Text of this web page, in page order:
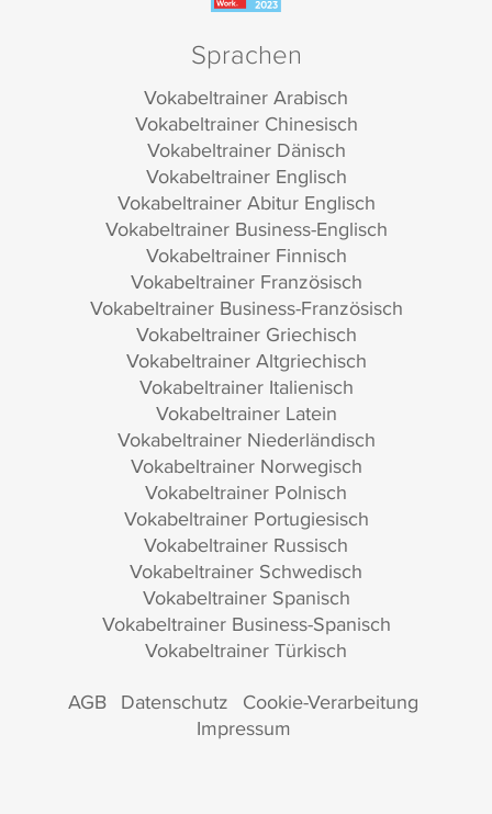
Sprachen
Vokabeltrainer Arabisch
Vokabeltrainer Chinesisch
Vokabeltrainer Dänisch
Vokabeltrainer Englisch
Vokabeltrainer Abitur Englisch
Vokabeltrainer Business-Englisch
Vokabeltrainer Finnisch
Vokabeltrainer Französisch
Vokabeltrainer Business-Französisch
Vokabeltrainer Griechisch
Vokabeltrainer Altgriechisch
Vokabeltrainer Italienisch
Vokabeltrainer Latein
Vokabeltrainer Niederländisch
Vokabeltrainer Norwegisch
Vokabeltrainer Polnisch
Vokabeltrainer Portugiesisch
Vokabeltrainer Russisch
Vokabeltrainer Schwedisch
Vokabeltrainer Spanisch
Vokabeltrainer Business-Spanisch
Vokabeltrainer Türkisch
AGB Datenschutz Cookie-Verarbeitung
Impressum